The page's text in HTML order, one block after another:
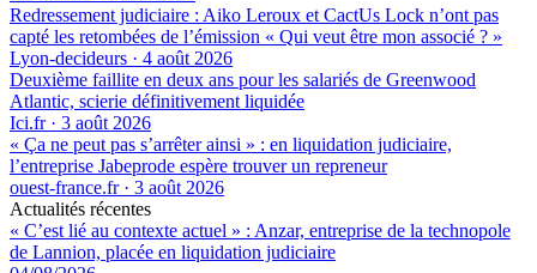
Redressement judiciaire : Aiko Leroux et CactUs Lock n’ont pas
capté les retombées de l’émission « Qui veut être mon associé ? »
Lyon-decideurs · 4 août 2026
Deuxième faillite en deux ans pour les salariés de Greenwood
Atlantic, scierie définitivement liquidée
Ici.fr· 3 août 2026
« Ça ne peut pas s’arrêter ainsi » : en liquidation judiciaire,
l’entreprise Jabeprode espère trouver un repreneur
ouest-france.fr· 3 août 2026
Actualités récentes
« C’est lié au contexte actuel » : Anzar, entreprise de la technopole
de Lannion, placée en liquidation judiciaire